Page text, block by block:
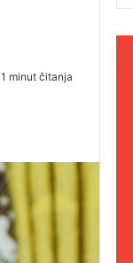
1 minut čitanja